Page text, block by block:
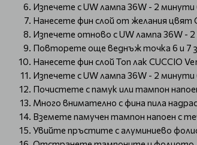
Изпечете с UW лампа 36W - 2 минути
Нанесете фин слой от желания цвят
Изпечете отново с UW лампа 36W - 2
Повторете още веднъж точка 6 и 7
Нанесете фин слой Топ лак CUCCIO
Изпечете с UW лампа 36W - 2 минути
Почистете с памук или тампон
Много внимателно с фина пила
Вземете памучен тампон напоен с
Увийте пръстите с алуминиево